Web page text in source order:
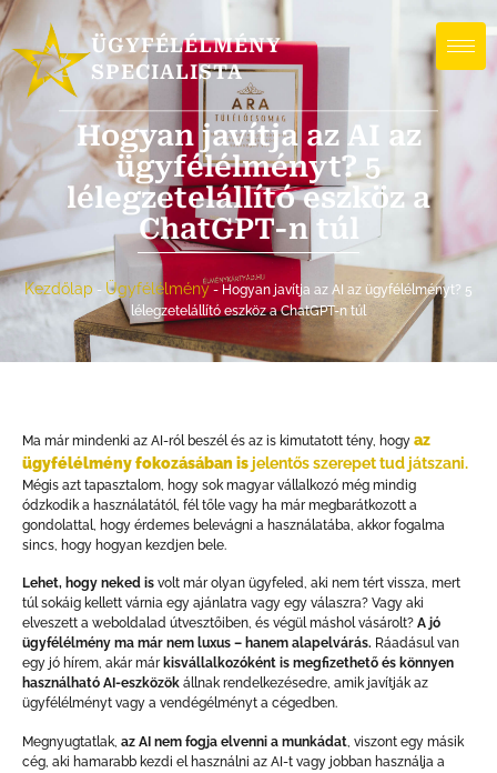
ÜGYFÉLÉLMÉNY
SPECIALISTA
Hogyan javítja az AI az
ügyfélélményt? 5
lélegzetelállító eszköz a
ChatGPT-n túl
Kezdőlap - Ügyfélélmény - Hogyan javítja az AI az ügyfélélményt? 5
lélegzetelállító eszköz a ChatGPT-n túl
Ma már mindenki az AI-ról beszél és az is kimutatott tény, hogy az
ügyfélélmény fokozásában is jelentős szerepet tud játszani.
Mégis azt tapasztalom, hogy sok magyar vállalkozó még mindig
ódzkodik a használatától, fél tőle vagy ha már megbarátkozott a
gondolattal, hogy érdemes belevágni a használatába, akkor fogalma
sincs, hogy hogyan kezdjen bele.
Lehet, hogy neked is volt már olyan ügyfeled, aki nem tért vissza, mert
túl sokáig kellett várnia egy ajánlatra vagy egy válaszra? Vagy aki
elveszett a weboldalad útvesztőiben, és végül máshol vásárolt? A jó
ügyfélélmény ma már nem luxus – hanem alapelvárás. Ráadásul van
egy jó hírem, akár már kisvállalkozóként is megfizethető és könnyen
használható AI-eszközök állnak rendelkezésedre, amik javítják az
ügyfélélményt vagy a vendégélményt a cégedben.
Megnyugtatlak, az AI nem fogja elvenni a munkádat, viszont egy másik
cég, aki hamarabb kezdi el használni az AI-t vagy jobban használja a